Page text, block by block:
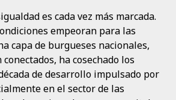
es cada vez más marcada.
empeoran para las
capa de burgueses nacionales,
ha cosechado los
de desarrollo impulsado por
en el sector de las